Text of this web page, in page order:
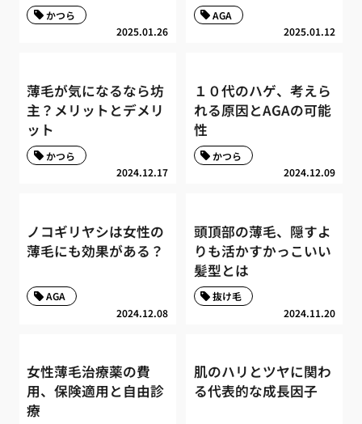
2025.01.26
かつら
2025.01.12
AGA
薄毛が気になるなら坊
主？メリットとデメリ
ット
2024.12.17
かつら
１０代のハゲ、考えら
れる原因とAGAの可能
性
2024.12.09
かつら
ノコギリヤシは女性の
薄毛にも効果がある？
2024.12.08
AGA
頭頂部の薄毛、隠すよ
りも活かすかっこいい
髪型とは
2024.11.20
抜け毛
女性薄毛治療薬の費
用、保険適用と自由診
療
肌のハリとツヤに関わ
る代表的な成長因子